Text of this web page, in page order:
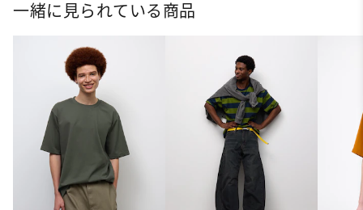
一緒に見られている商品